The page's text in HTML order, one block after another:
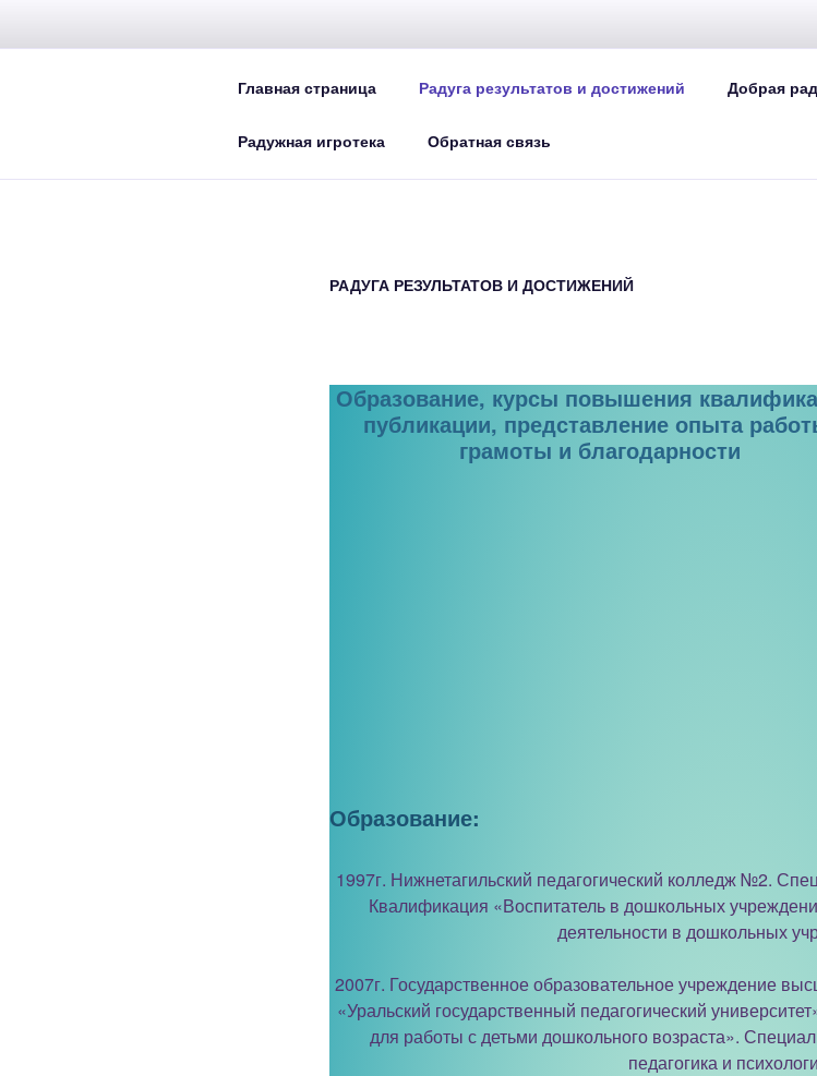
ЛОГОПЕДИЧЕСКАЯ РАДУГА
Главная страница Радуга результатов и достижений Добрая
Радужная игротека Обратная связь
РАДУГА РЕЗУЛЬТАТОВ И ДОСТИЖЕНИЙ
Образование, курсы повышения
публикации, представление опыта
грамоты и благодарности
Образование:
1997г. Нижнетагильский педагогический колледж №2.
Квалификация «Воспитатель в дошкольных
деятельности в дошкольных
2007г. Государственное образовательное учреждение
«Уральский государственный педагогический
для работы с детьми дошкольного возраста».
педагогика и